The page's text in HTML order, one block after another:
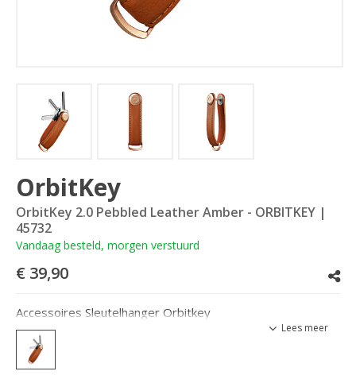
OrbitKey
OrbitKey 2.0 Pebbled Leather Amber - ORBITKEY |
45732
Vandaag besteld, morgen verstuurd
€ 39,90
Accessoires Sleutelhanger Orbitkey
Lees meer